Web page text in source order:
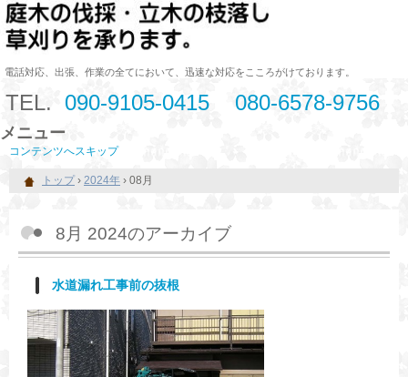
電話対応、出張、作業の全てにおいて、迅速な対応をこころがけております。
TEL. 090-9105-0415 080-6578-9756
メニュー
コンテンツへスキップ
トップ › 2024年 › 08月
8月 2024のアーカイブ
水道漏れ工事前の抜根